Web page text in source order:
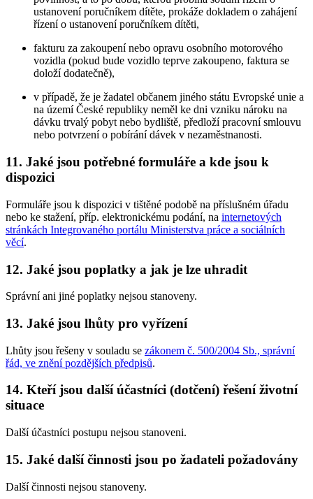
ustanovení poručníkem dítěte, prokáže dokladem o zahájení
řízení o ustanovení poručníkem dítěti,
fakturu za zakoupení nebo opravu osobního motorového
vozidla (pokud bude vozidlo teprve zakoupeno, faktura se
doloží dodatečně),
v případě, že je žadatel občanem jiného státu Evropské unie a
na území České republiky neměl ke dni vzniku nároku na
dávku trvalý pobyt nebo bydliště, předloží pracovní smlouvu
nebo potvrzení o pobírání dávek v nezaměstnanosti.
11. Jaké jsou potřebné formuláře a kde jsou k
dispozici
Formuláře jsou k dispozici v tištěné podobě na příslušném úřadu
nebo ke stažení, příp. elektronickému podání, na internetových
stránkách Integrovaného portálu Ministerstva práce a sociálních
věcí.
12. Jaké jsou poplatky a jak je lze uhradit
Správní ani jiné poplatky nejsou stanoveny.
13. Jaké jsou lhůty pro vyřízení
Lhůty jsou řešeny v souladu se zákonem č. 500/2004 Sb., správní
řád, ve znění pozdějších předpisů.
14. Kteří jsou další účastníci (dotčení) řešení životní
situace
Další účastníci postupu nejsou stanoveni.
15. Jaké další činnosti jsou po žadateli požadovány
Další činnosti nejsou stanoveny.